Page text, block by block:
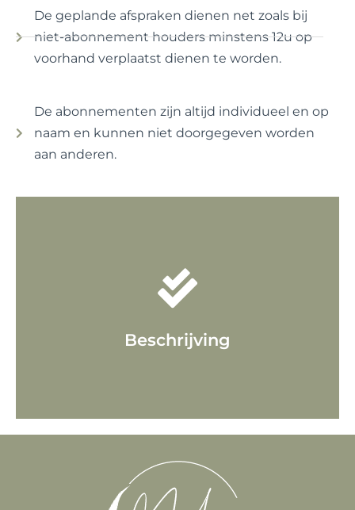
Beschrijving
WIL U MEER INFORMATIE?
Klik hier
De geplande afspraken dienen net zoals bij
niet-abonnement houders minstens 12u op
voorhand verplaatst dienen te worden.
De abonnementen zijn altijd individueel en op
naam en kunnen niet doorgegeven worden
aan anderen.